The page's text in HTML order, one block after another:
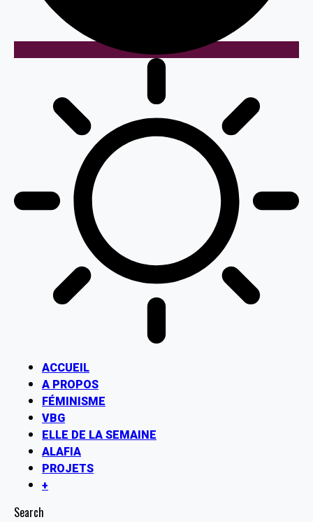
ACCUEIL
A PROPOS
FÉMINISME
VBG
ELLE DE LA SEMAINE
ALAFIA
PROJETS
+
Search